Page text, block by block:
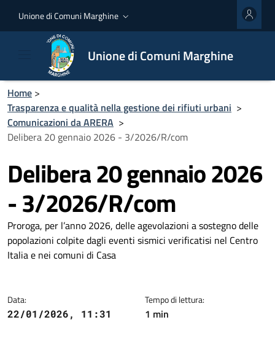
Unione di Comuni Marghine
Unione di Comuni Marghine
Home >
Trasparenza e qualità nella gestione dei rifiuti urbani >
Comunicazioni da ARERA >
Delibera 20 gennaio 2026 - 3/2026/R/com
Delibera 20 gennaio 2026
- 3/2026/R/com
Proroga, per l’anno 2026, delle agevolazioni a sostegno delle
popolazioni colpite dagli eventi sismici verificatisi nel Centro
Italia e nei comuni di Casa
Data:
22/01/2026, 11:31
Tempo di lettura:
1 min